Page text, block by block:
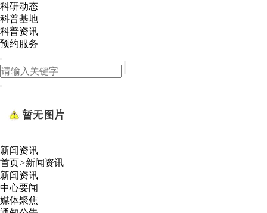
科研动态
科普基地
科普资讯
预约服务
新闻资讯
首页>新闻资讯
新闻资讯
中心要闻
媒体聚焦